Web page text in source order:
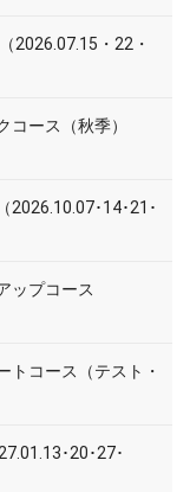
2026.07.15・22・
ース（秋季）
2026.10.07･14･21･
ップコース
コース（テスト・
･20･27･